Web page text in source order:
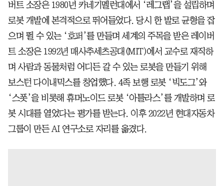
버트 소장은 1980년 카네기멜런대에서 ‘레그랩’을 설립하며
로봇 개발에 본격적으로 뛰어들었다. 당시 한 발로 균형을 잡
으며 뛸 수 있는 ‘호퍼’를 만들며 세계의 주목을 받은 레이버
트 소장은 1992년 매사추세츠공대(MIT)에서 교수로 재직하
며 사람과 동물처럼 어디든 갈 수 있는 로봇을 만들기 위해
보스턴 다이내믹스를 창업했다. 4족 보행 로봇 ‘빅도그’와
‘스폿’을 비롯해 휴머노이드 로봇 ‘아틀라스’를 개발하며 로
봇 시대를 열었다는 평가를 받는다. 이후 2022년 현대자동차
그룹이 만든 AI 연구소로 자리를 옮겼다.